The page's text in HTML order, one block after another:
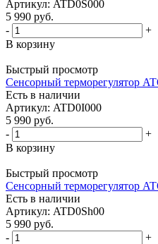
Артикул: ATD0S000
5 990 руб.
-
+
В корзину
Быстрый просмотр
Сенсорный терморегулятор
Есть в наличии
Артикул: ATD0I000
5 990 руб.
-
+
В корзину
Быстрый просмотр
Сенсорный терморегулятор
Есть в наличии
Артикул: ATD0Sh00
5 990 руб.
-
+